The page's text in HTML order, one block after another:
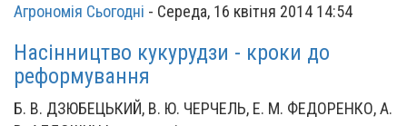
Агрономія Сьогодні - Середа, 16 квітня 2014 14:54
Насінництво кукурудзи - кроки до
реформування
Б. В. ДЗЮБЕЦЬКИЙ, В. Ю. ЧЕРЧЕЛЬ, Е. М. ФЕДОРЕНКО, А.